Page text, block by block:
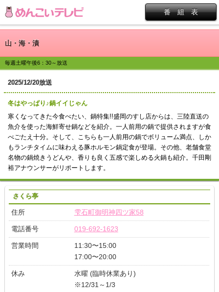
番 組 表
山・海・漬
毎週土曜午後6：30～放送
2025/12/20放送
冬はやっぱり♪鍋イイじゃん
寒くなってきた今食べたい、鍋特集!!盛岡のすし店からは、三陸直送の
魚介を使った海鮮寄せ鍋などを紹介。一人前用の鍋で提供されますが食
べごたえ十分。そして、こちらも一人前用の鍋でボリューム満点、しか
もランチタイムに味わえる豚ホルモン鍋定食が登場。その他、老舗食堂
名物の鍋焼きうどんや、香りも良く五感で楽しめる火鍋も紹介。千田剛
裕アナウンサーがリポートします。
さくら亭
住所 雫石町御明神四ツ家58
電話番号 019-692-1623
営業時間
11:30〜15:00
17:00〜20:00
休み
水曜 (臨時休業あり)
※12/31～1/3